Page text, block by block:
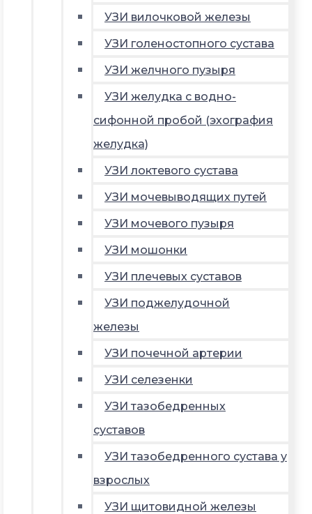
УЗИ вилочковой железы
УЗИ голеностопного сустава
УЗИ желчного пузыря
УЗИ желудка с водно-
сифонной пробой (эхография
желудка)
УЗИ локтевого сустава
УЗИ мочевыводящих путей
УЗИ мочевого пузыря
УЗИ мошонки
УЗИ плечевых суставов
УЗИ поджелудочной
железы
УЗИ почечной артерии
УЗИ селезенки
УЗИ тазобедренных
суставов
УЗИ тазобедренного сустава у
взрослых
УЗИ щитовидной железы